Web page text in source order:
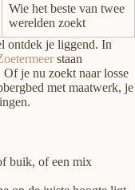
Wie het beste van twee
werelden zoekt
ontdek je liggend. In
staan
je nu zoekt naar losse
met maatwerk, je
buik, of een mix